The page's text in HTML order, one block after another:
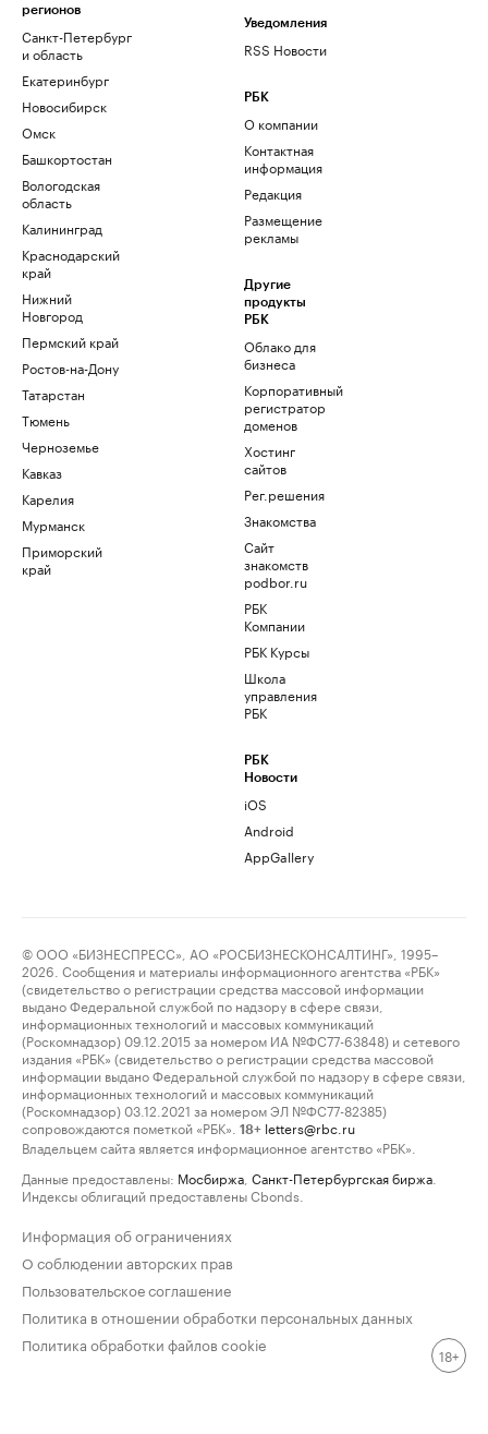
регионов
Санкт-Петербург
и область
Екатеринбург
Новосибирск
Омск
Башкортостан
Вологодская
область
Калининград
Краснодарский
край
Нижний
Новгород
Пермский край
Ростов-на-Дону
Татарстан
Тюмень
Черноземье
Кавказ
Карелия
Мурманск
Приморский
край
Уведомления
RSS Новости
РБК
О компании
Контактная
информация
Редакция
Размещение
рекламы
Другие
продукты
РБК
Облако для
бизнеса
Корпоративный
регистратор
доменов
Хостинг
сайтов
Рег.решения
Знакомства
Сайт
знакомств
podbor.ru
РБК
Компании
РБК Курсы
Школа
управления
РБК
РБК
Новости
iOS
Android
AppGallery
© ООО «БИЗНЕСПРЕСС», АО «РОСБИЗНЕСКОНСАЛТИНГ», 1995–
2026. Сообщения и материалы информационного агентства «РБК»
(свидетельство о регистрации средства массовой информации
выдано Федеральной службой по надзору в сфере связи,
информационных технологий и массовых коммуникаций
(Роскомнадзор) 09.12.2015 за номером ИА №ФС77-63848) и сетевого
издания «РБК» (свидетельство о регистрации средства массовой
информации выдано Федеральной службой по надзору в сфере связи,
информационных технологий и массовых коммуникаций
(Роскомнадзор) 03.12.2021 за номером ЭЛ №ФС77-82385)
сопровождаются пометкой «РБК».
18+ letters@rbc.ru
Владельцем сайта является информационное агентство «РБК».
Данные предоставлены: Мосбиржа Санкт-Петербургская биржа
Индексы облигаций предоставлены Cbonds.
Информация об ограничениях
О соблюдении авторских прав
Пользовательское соглашение
Политика в отношении обработки персональных данных
Политика обработки файлов cookie
18+